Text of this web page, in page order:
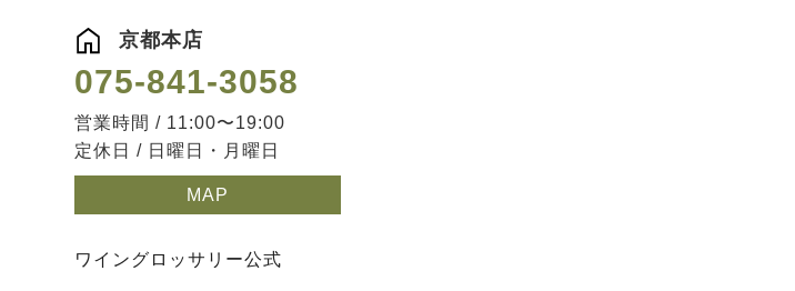
京都本店
075-841-3058
営業時間 / 11:00〜19:00
定休日 / 日曜日・月曜日
MAP
ワイングロッサリー公式